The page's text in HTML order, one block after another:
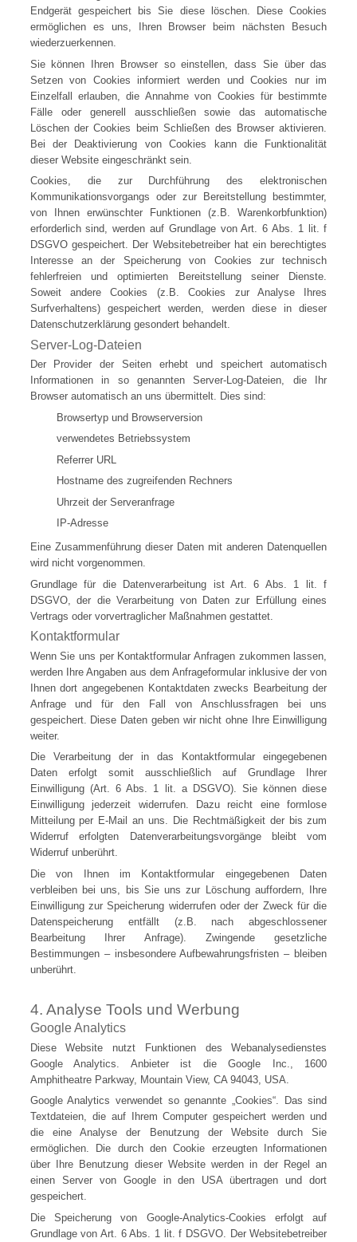
Endgerät gespeichert bis Sie diese löschen. Diese Cookies
ermöglichen es uns, Ihren Browser beim nächsten Besuch
wiederzuerkennen.
Sie können Ihren Browser so einstellen, dass Sie über das
Setzen von Cookies informiert werden und Cookies nur im
Einzelfall erlauben, die Annahme von Cookies für bestimmte
Fälle oder generell ausschließen sowie das automatische
Löschen der Cookies beim Schließen des Browser aktivieren.
Bei der Deaktivierung von Cookies kann die Funktionalität
dieser Website eingeschränkt sein.
Cookies, die zur Durchführung des elektronischen
Kommunikationsvorgangs oder zur Bereitstellung bestimmter,
von Ihnen erwünschter Funktionen (z.B. Warenkorbfunktion)
erforderlich sind, werden auf Grundlage von Art. 6 Abs. 1 lit. f
DSGVO gespeichert. Der Websitebetreiber hat ein berechtigtes
Interesse an der Speicherung von Cookies zur technisch
fehlerfreien und optimierten Bereitstellung seiner Dienste.
Soweit andere Cookies (z.B. Cookies zur Analyse Ihres
Surfverhaltens) gespeichert werden, werden diese in dieser
Datenschutzerklärung gesondert behandelt.
Server-Log-Dateien
Der Provider der Seiten erhebt und speichert automatisch
Informationen in so genannten Server-Log-Dateien, die Ihr
Browser automatisch an uns übermittelt. Dies sind:
Browsertyp und Browserversion
verwendetes Betriebssystem
Referrer URL
Hostname des zugreifenden Rechners
Uhrzeit der Serveranfrage
IP-Adresse
Eine Zusammenführung dieser Daten mit anderen Datenquellen
wird nicht vorgenommen.
Grundlage für die Datenverarbeitung ist Art. 6 Abs. 1 lit. f
DSGVO, der die Verarbeitung von Daten zur Erfüllung eines
Vertrags oder vorvertraglicher Maßnahmen gestattet.
Kontaktformular
Wenn Sie uns per Kontaktformular Anfragen zukommen lassen,
werden Ihre Angaben aus dem Anfrageformular inklusive der von
Ihnen dort angegebenen Kontaktdaten zwecks Bearbeitung der
Anfrage und für den Fall von Anschlussfragen bei uns
gespeichert. Diese Daten geben wir nicht ohne Ihre Einwilligung
weiter.
Die Verarbeitung der in das Kontaktformular eingegebenen
Daten erfolgt somit ausschließlich auf Grundlage Ihrer
Einwilligung (Art. 6 Abs. 1 lit. a DSGVO). Sie können diese
Einwilligung jederzeit widerrufen. Dazu reicht eine formlose
Mitteilung per E-Mail an uns. Die Rechtmäßigkeit der bis zum
Widerruf erfolgten Datenverarbeitungsvorgänge bleibt vom
Widerruf unberührt.
Die von Ihnen im Kontaktformular eingegebenen Daten
verbleiben bei uns, bis Sie uns zur Löschung auffordern, Ihre
Einwilligung zur Speicherung widerrufen oder der Zweck für die
Datenspeicherung entfällt (z.B. nach abgeschlossener
Bearbeitung Ihrer Anfrage). Zwingende gesetzliche
Bestimmungen – insbesondere Aufbewahrungsfristen – bleiben
unberührt.
4. Analyse Tools und Werbung
Google Analytics
Diese Website nutzt Funktionen des Webanalysedienstes
Google Analytics. Anbieter ist die Google Inc., 1600
Amphitheatre Parkway, Mountain View, CA 94043, USA.
Google Analytics verwendet so genannte „Cookies“. Das sind
Textdateien, die auf Ihrem Computer gespeichert werden und
die eine Analyse der Benutzung der Website durch Sie
ermöglichen. Die durch den Cookie erzeugten Informationen
über Ihre Benutzung dieser Website werden in der Regel an
einen Server von Google in den USA übertragen und dort
gespeichert.
Die Speicherung von Google-Analytics-Cookies erfolgt auf
Grundlage von Art. 6 Abs. 1 lit. f DSGVO. Der Websitebetreiber